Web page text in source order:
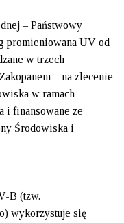
– Państwowy
promieniowana UV od
w trzech
– na zlecenie
w ramach
i finansowane ze
Środowiska i
B (tzw.
wykorzystuje się